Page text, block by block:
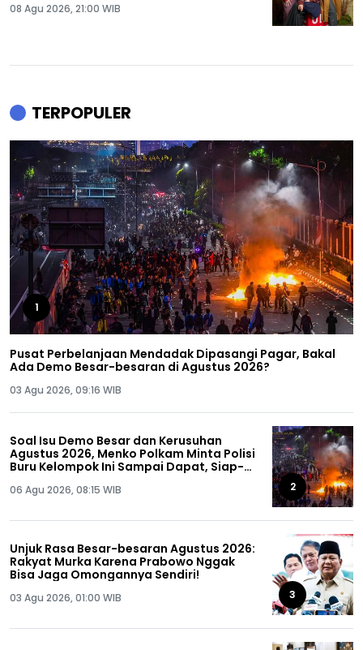
08 Agu 2026, 21:00 WIB
TERPOPULER
1
Pusat Perbelanjaan Mendadak Dipasangi Pagar, Bakal
Ada Demo Besar-besaran di Agustus 2026?
03 Agu 2026, 09:16 WIB
Soal Isu Demo Besar dan Kerusuhan
Agustus 2026, Menko Polkam Minta Polisi
Buru Kelompok Ini Sampai Dapat, Siap-
06 Agu 2026, 08:15 WIB 2
Unjuk Rasa Besar-besaran Agustus 2026:
Rakyat Murka Karena Prabowo Nggak
Bisa Jaga Omongannya Sendiri!
03 Agu 2026, 01:00 WIB 3